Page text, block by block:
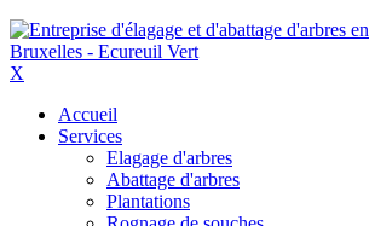
X
Accueil
Services
Elagage d'arbres
Abattage d'arbres
Plantations